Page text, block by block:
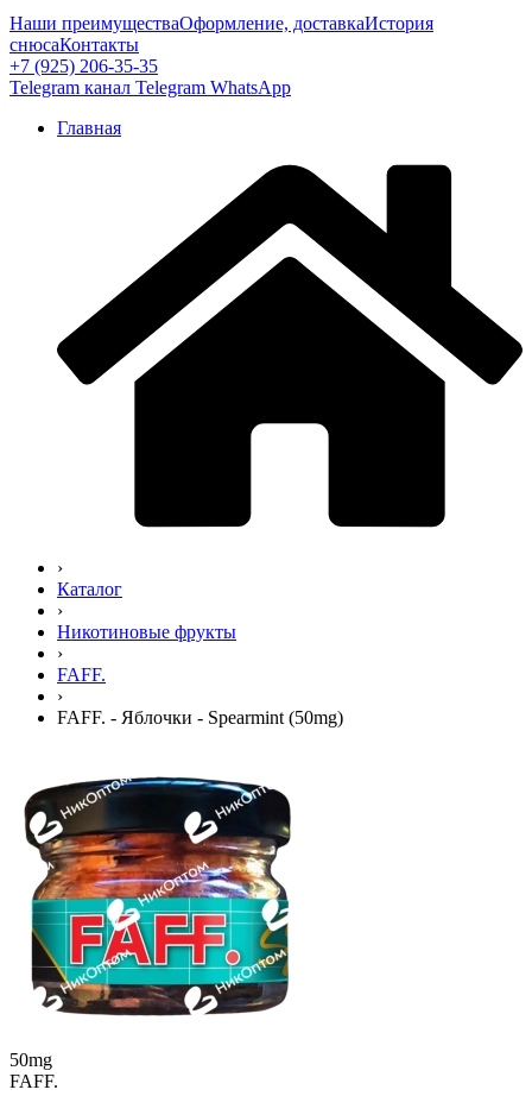
Наши преимуществаОформление, доставкаИстория
снюсаКонтакты
+7 (925) 206-35-35
Telegram канал Telegram WhatsApp
Главная
›
Каталог
›
Никотиновые фрукты
›
FAFF.
›
FAFF. - Яблочки - Spearmint (50mg)
50mg
FAFF.